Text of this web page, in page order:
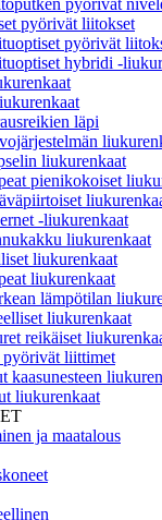
pyörivät
pyörivät liitokset
pyörivät
hybridi -
läpi
liukurenkaat
pienikokoiset
-liukurenkaat
liukurenkaat
liukurenkaat
liukurenkaat
lämpötilan
liukurenkaat
reikäiset
pyörivät liittimet
kaasunesteen
liukurenkaat
ja maatalous